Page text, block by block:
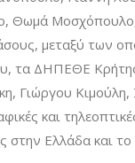
Θωμά Μοσχόπουλο,
μεταξύ των
τα ΔΗΠΕΘΕ
Γιώργου
και
στην Ελλάδα και το